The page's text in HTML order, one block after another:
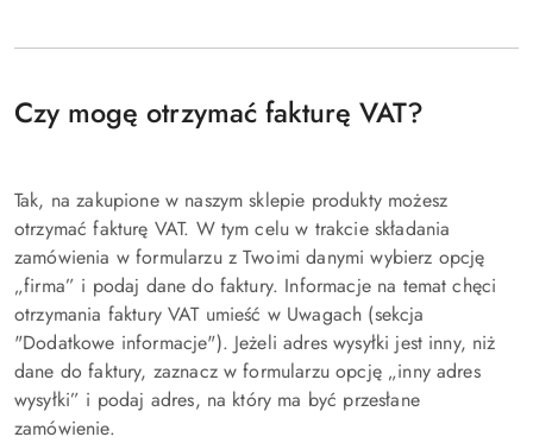
Czy mogę otrzymać fakturę VAT?
Tak, na zakupione w naszym sklepie produkty możesz
otrzymać fakturę VAT. W tym celu w trakcie składania
zamówienia w formularzu z Twoimi danymi wybierz opcję
„firma” i podaj dane do faktury. Informacje na temat chęci
otrzymania faktury VAT umieść w Uwagach (sekcja
"Dodatkowe informacje"). Jeżeli adres wysyłki jest inny, niż
dane do faktury, zaznacz w formularzu opcję „inny adres
wysyłki” i podaj adres, na który ma być przesłane
zamówienie.